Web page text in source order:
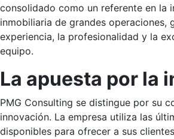
consolidado como un referente en la
inmobiliaria de grandes operaciones,
experiencia, la profesionalidad y la
equipo.
La apuesta por la
PMG Consulting se distingue por su
innovación. La empresa utiliza las
disponibles para ofrecer a sus